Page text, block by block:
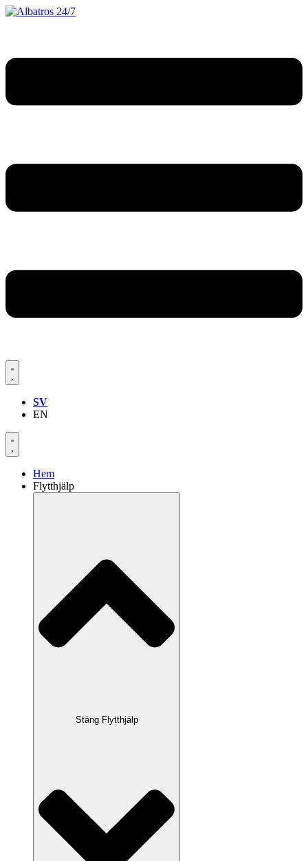
SV
EN
Hem
Flytthjälp
Stäng Flytthjälp